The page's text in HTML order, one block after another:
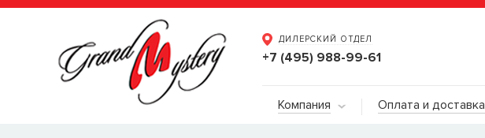
ДИЛЕРСКИЙ ОТДЕЛ
+7 (495) 988-99-61
Компания Оплата и доставка